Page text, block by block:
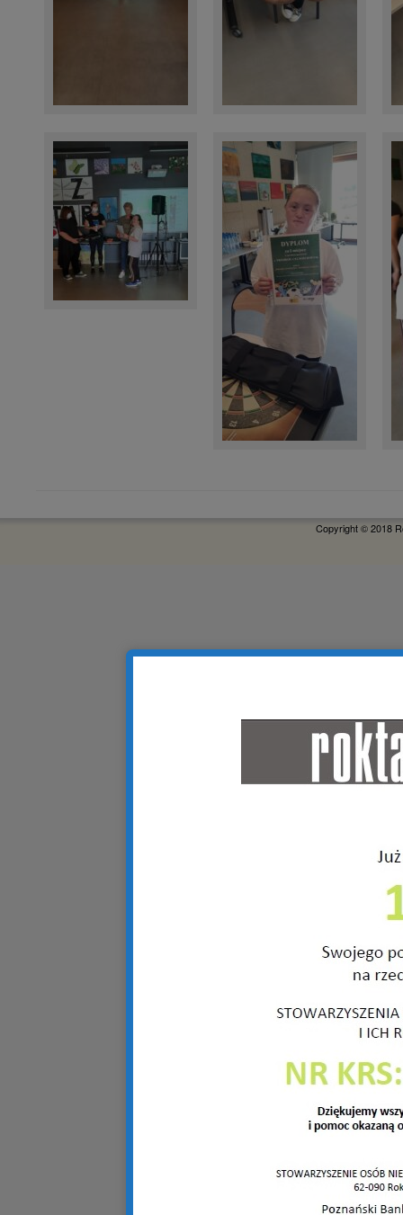
Copyright © 2018